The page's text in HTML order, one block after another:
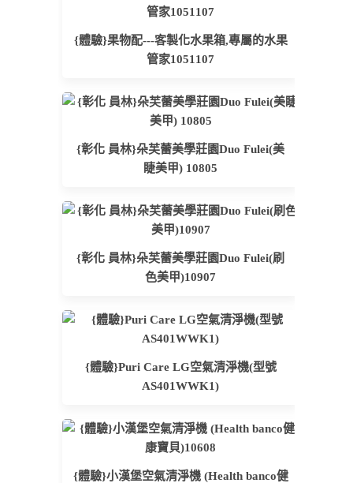
{體驗}果物配---客製化水果箱,專屬的水果
管家1051107
{彰化 員林}朵芙蕾美學莊園Duo Fulei(美
睫美甲) 10805
{彰化 員林}朵芙蕾美學莊園Duo Fulei(刷
色美甲)10907
{體驗}Puri Care LG空氣清淨機(型號
AS401WWK1)
{體驗}小漢堡空氣清淨機 (Health banco健